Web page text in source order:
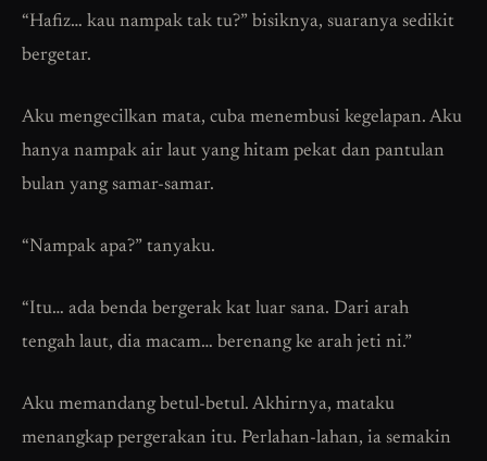
“Hafiz… kau nampak tak tu?” bisiknya, suaranya sedikit
bergetar.
Aku mengecilkan mata, cuba menembusi kegelapan. Aku
hanya nampak air laut yang hitam pekat dan pantulan
bulan yang samar-samar.
“Nampak apa?” tanyaku.
“Itu… ada benda bergerak kat luar sana. Dari arah
tengah laut, dia macam… berenang ke arah jeti ni.”
Aku memandang betul-betul. Akhirnya, mataku
menangkap pergerakan itu. Perlahan-lahan, ia semakin